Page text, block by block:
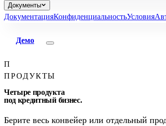
Документы
ДокументацияКонфиденциальностьУсловия
Демо
П
ПРОДУКТЫ
Четыре продукта
под кредитный бизнес.
Берите весь конвейер или отдельный